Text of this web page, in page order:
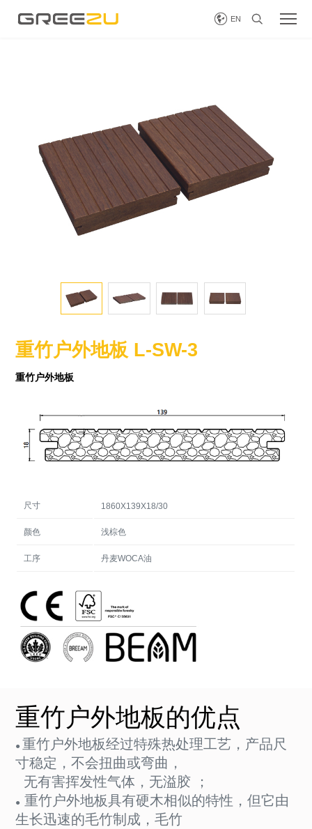
 EN 
重竹户外地板 L-SW-3
重竹户外地板
尺寸 1860X139X18/30
颜色 浅棕色
工序 丹麦WOCA油
重竹户外地板的优点
● 重竹户外地板经过特殊热处理工艺，产品尺
寸稳定，不会扭曲或弯曲，
无有害挥发性气体，无溢胶 ；
● 重竹户外地板具有硬木相似的特性，但它由
生长迅速的毛竹制成，毛竹